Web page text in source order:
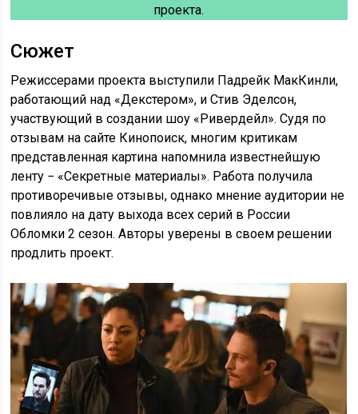
проекта.
Сюжет
Режиссерами проекта выступили Падрейк МакКинли,
работающий над «Декстером», и Стив Эделсон,
участвующий в создании шоу «Ривердейл». Судя по
отзывам на сайте Кинопоиск, многим критикам
представленная картина напомнила известнейшую
ленту − «Секретные материалы». Работа получила
противоречивые отзывы, однако мнение аудитории не
повлияло на дату выхода всех серий в России
Обломки 2 сезон. Авторы уверены в своем решении
продлить проект.